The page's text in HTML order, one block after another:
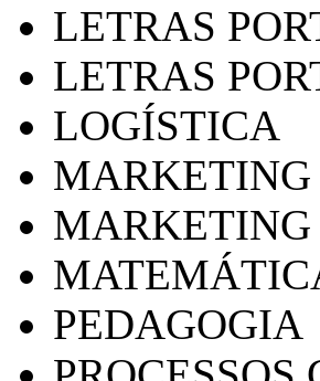
LETRAS
LETRAS
LOGÍSTICA
MARKETING
PEDAGOGIA